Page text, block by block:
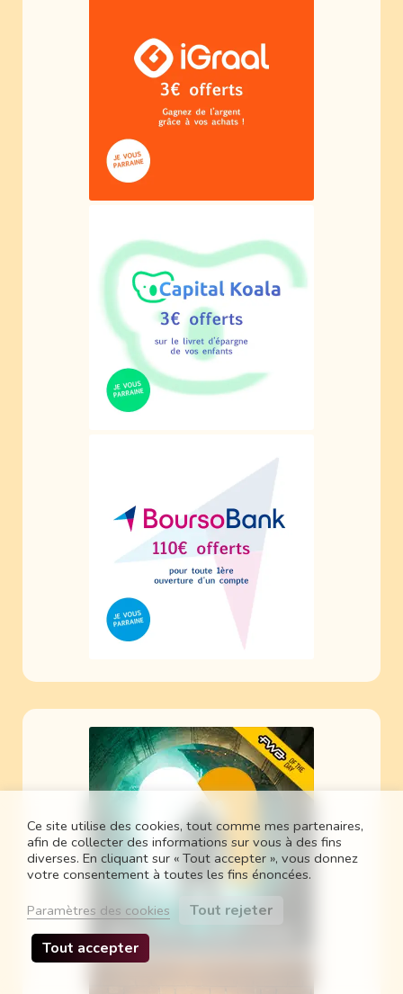
Ce site utilise des cookies, tout comme mes partenaires,
afin de collecter des informations sur vous à des fins
diverses. En cliquant sur « Tout accepter », vous donnez
votre consentement à toutes les fins énoncées.
Paramètres des cookies
Tout rejeter
Tout accepter